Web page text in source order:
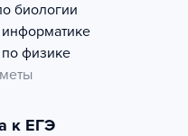
биологии
физике
к ЕГЭ